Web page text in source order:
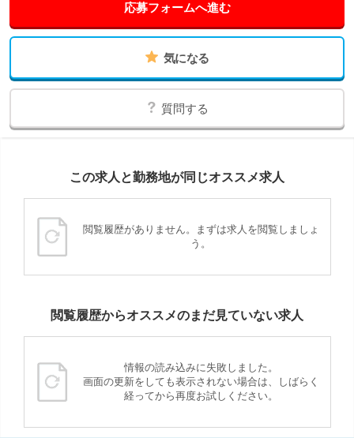
応募フォームへ進む
気になる
質問する
この求人と勤務地が同じオススメ求人
閲覧履歴がありません。まずは求人を閲覧しましょ
う。
閲覧履歴からオススメのまだ見ていない求人
情報の読み込みに失敗しました。
画面の更新をしても表示されない場合は、しばらく
経ってから再度お試しください。